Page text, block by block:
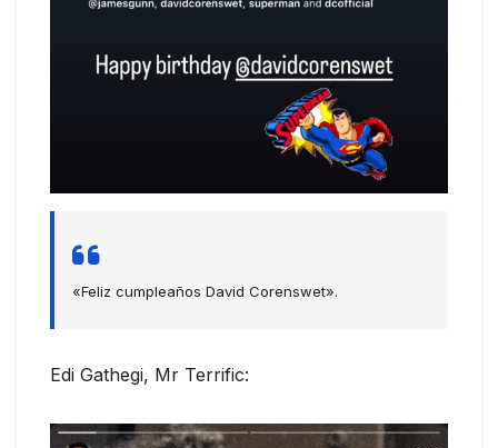
«Feliz cumpleaños David Corenswet».
Edi Gathegi, Mr Terrific: